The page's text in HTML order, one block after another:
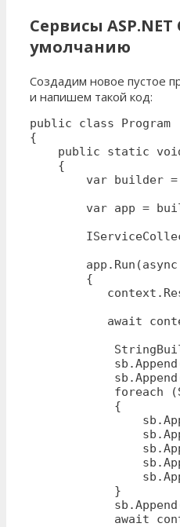
Сервисы ASP.NET
умолчанию
Создадим новое пустое
и напишем такой код:
public class Program
{
public static
    {
var builder
var app =
        {
await
foreach
            {
            }
await